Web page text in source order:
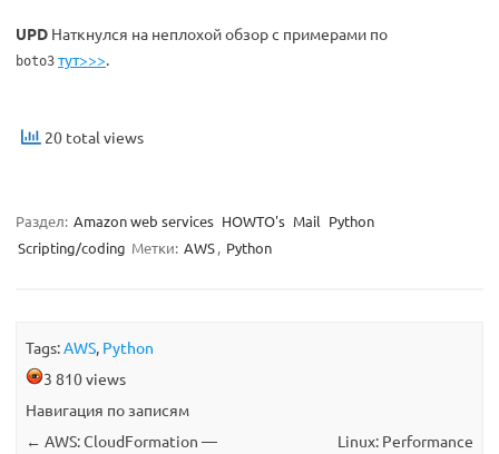
UPD Наткнулся на неплохой обзор с примерами по
boto3 тут>>>.
20 total views
Раздел: Amazon web services HOWTO's Mail Python
Scripting/coding Метки: AWS, Python
Tags:AWS, Python
3 810 views
Навигация по записям
← AWS: CloudFormation —
Linux: Performance